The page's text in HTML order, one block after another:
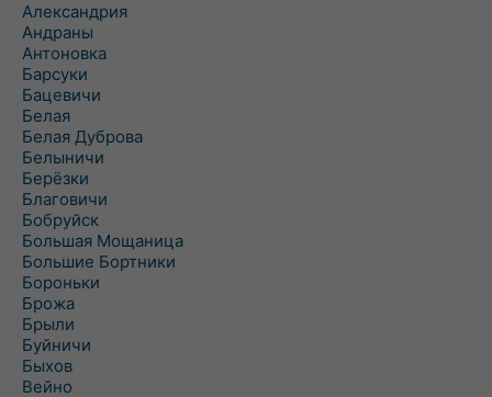
Александрия
Андраны
Антоновка
Барсуки
Бацевичи
Белая
Белая Дуброва
Белыничи
Берёзки
Благовичи
Бобруйск
Большая Мощаница
Большие Бортники
Бороньки
Брожа
Брыли
Буйничи
Быхов
Вейно